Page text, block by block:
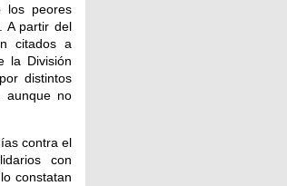
los peores
A partir del
citados a
la División
distintos
aunque no
contra el
con
constatan